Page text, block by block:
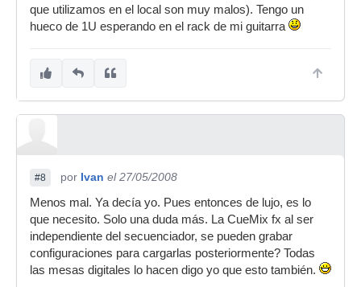
que utilizamos en el local son muy malos). Tengo un
hueco de 1U esperando en el rack de mi guitarra
#8 por Ivan el 27/05/2008
Menos mal. Ya decía yo. Pues entonces de lujo, es lo
que necesito. Solo una duda más. La CueMix fx al ser
independiente del secuenciador, se pueden grabar
configuraciones para cargarlas posteriormente? Todas
las mesas digitales lo hacen digo yo que esto también.